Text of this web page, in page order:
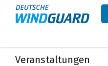
Veranstaltungen